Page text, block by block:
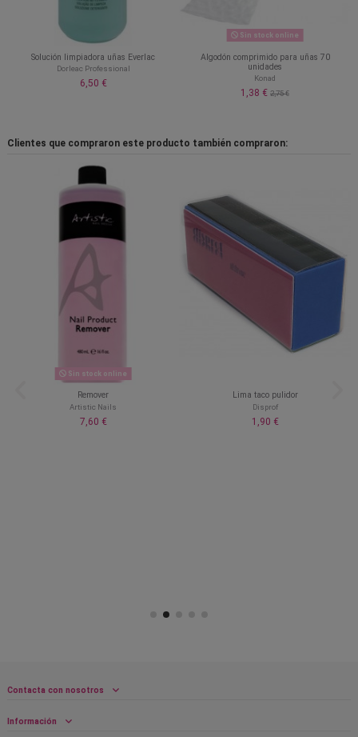
Solución limpiadora uñas Everlac
Dorleac Professional
6,50 €
Sin stock online
Algodón comprimido para uñas 70
unidades
Konad
1,38 € 2,75 €
Clientes que compraron este producto también compraron:
Sin stock online
Remover
Artistic Nails
7,60 €
Lima taco pulidor
Disprof
1,90 €
Contacta con nosotros
Información